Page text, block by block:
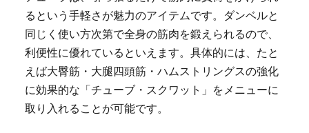
るという手軽さが魅力のアイテムです。ダンベルと
同じく使い方次第で全身の筋肉を鍛えられるので、
利便性に優れているといえます。具体的には、たと
えば大臀筋・大腿四頭筋・ハムストリングスの強化
に効果的な「チューブ・スクワット」をメニューに
取り入れることが可能です。